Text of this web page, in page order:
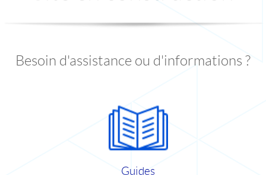
Besoin d'assistance ou d'informations ?
Guides